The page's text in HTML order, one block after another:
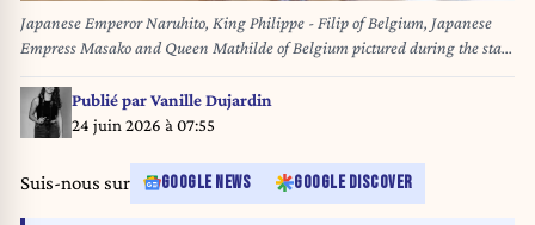
Japanese Emperor Naruhito, King Philippe - Filip of Belgium, Japanese
Empress Masako and Queen Mathilde of Belgium pictured during the state
banquet at the Castle of Laeken - BELGA PHOTO BENOIT DOPPAGNE
Publié parVanille Dujardin
24 juin 2026 à 07:55
Suis-nous sur GOOGLE NEWS GOOGLE DISCOVER